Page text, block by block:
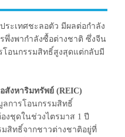
ระเทศชะลอตัว มีผลต่อกำลัง
พึ่งพากำลังซื้อต่างชาติ ซึ่งจีน
โอนกรรมสิทธิ์สูงสุดแต่กลับมี
สังหาริมทรัพย์ (REIC)
ลการโอนกรรมสิทธิ์
งชุดในช่วงไตรมาส 1 ปี
สิทธิ์จากชาวต่างชาติอยู่ที่